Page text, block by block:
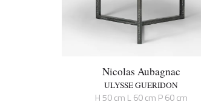
Nicolas Aubagnac
ULYSSE GUERIDON
H 50 cm L 60 cm P 60 cm